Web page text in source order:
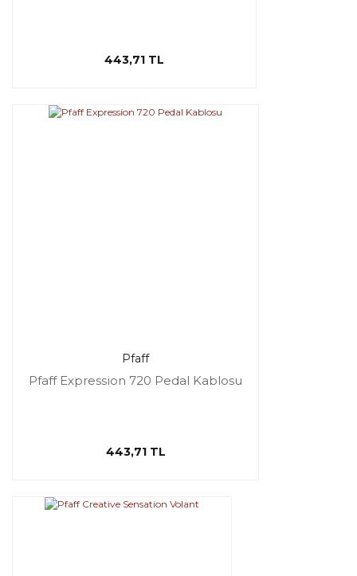
443,71 TL
Pfaff
Pfaff Expression 720 Pedal Kablosu
443,71 TL